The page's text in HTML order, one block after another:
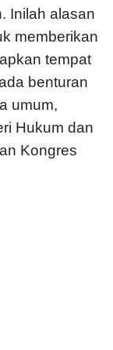
Inilah alasan
memberikan
tempat
benturan
umum,
Hukum dan
Kongres